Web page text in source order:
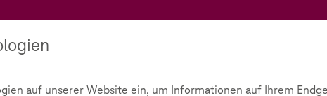
auf unserer Website ein, um Informationen auf Ihrem